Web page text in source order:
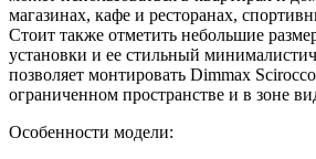
магазинах, кафе и ресторанах,
Стоит также отметить небольшие
установки и ее стильный
позволяет монтировать Dimmax
ограниченном пространстве и в зоне
Особенности модели: